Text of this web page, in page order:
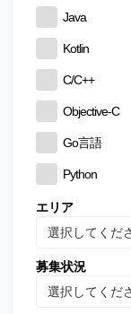
Java
Kotlin
C/C++
Objective-C
Go言語
Python
CSS
MySQL
Oracle
Linux
エリア
選択してくだ
募集状況
選択してくだ